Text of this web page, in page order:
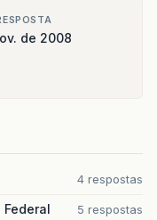
de 2008
4 respostas
Federal 5 respostas